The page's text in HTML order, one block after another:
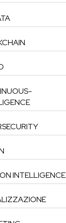
INTELLIGENCE